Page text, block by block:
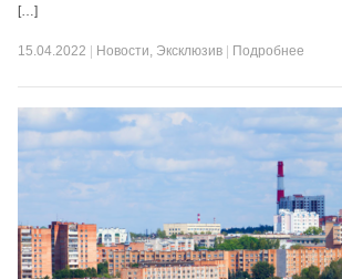
[…]
15.04.2022 Новости, Эксклюзив Подробнее